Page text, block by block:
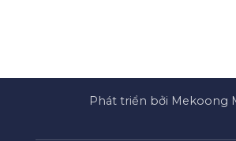
Phát triển bởi Mekoong